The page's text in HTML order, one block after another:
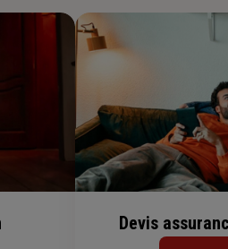
Devis